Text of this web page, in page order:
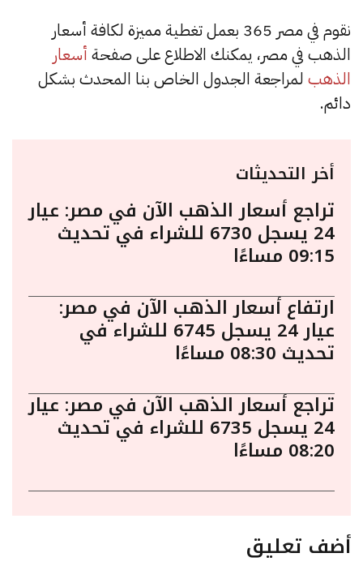
نقوم في مصر 365 بعمل تغطية مميزة لكافة أسعار
الذهب في مصر، يمكنك الاطلاع على صفحة أسعار
الذهب لمراجعة الجدول الخاص بنا المحدث بشكل
دائم.
أخر التحديثات
تراجع أسعار الذهب الآن في مصر: عيار
24 يسجل 6730 للشراء في تحديث
09:15 مساءًا
ارتفاع أسعار الذهب الآن في مصر:
عيار 24 يسجل 6745 للشراء في
تحديث 08:30 مساءًا
تراجع أسعار الذهب الآن في مصر: عيار
24 يسجل 6735 للشراء في تحديث
08:20 مساءًا
أضف تعليق